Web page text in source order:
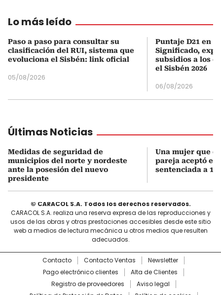
Lo más leído
Paso a paso para consultar su
clasificación del RUI, sistema que
evoluciona el Sisbén: link oficial
05/08/2026
Puntaje D21 en
Significado,
subsidios a los
el Sisbén 2026
06/08/2026
Últimas Noticias
Medidas de seguridad de
municipios del norte y nordeste
ante la posesión del nuevo
presidente
Una mujer que
pareja aceptó el
sentenciada a 18
© CARACOL S.A. Todos los derechos reservados.
CARACOL S.A. realiza una reserva expresa de las reproducciones y
usos de las obras y otras prestaciones accesibles desde este sitio
web a medios de lectura mecánica u otros medios que resulten
adecuados.
Contacto Contacto Ventas
Newsletter
Pago electrónico clientes
Alta de Clientes
Registro de proveedores
Aviso legal